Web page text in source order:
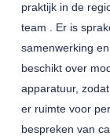
praktijk in de
team . Er is
samenwerking
beschikt over
apparatuur,
er ruimte voor
bespreken van